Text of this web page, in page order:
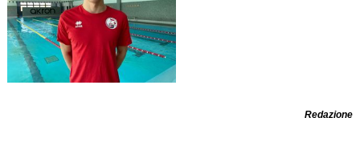
Redazione